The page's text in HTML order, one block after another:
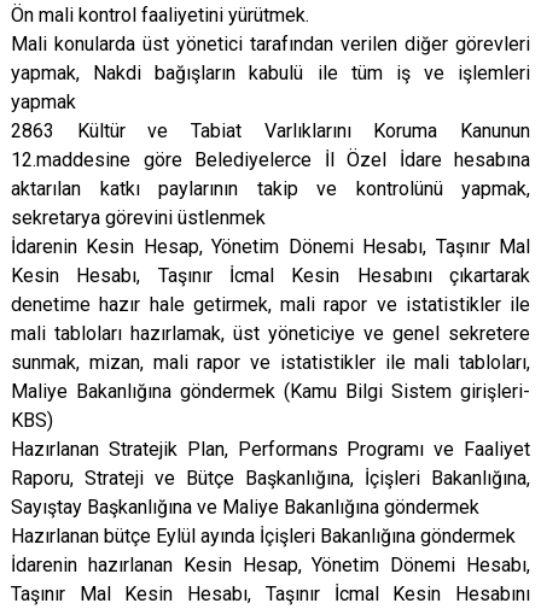
Ön mali kontrol faaliyetini yürütmek.
Mali konularda üst yönetici tarafından verilen diğer görevleri
yapmak, Nakdi bağışların kabulü ile tüm iş ve işlemleri
yapmak
2863 Kültür ve Tabiat Varlıklarını Koruma Kanunun
12.maddesine göre Belediyelerce İl Özel İdare hesabına
aktarılan katkı paylarının takip ve kontrolünü yapmak,
sekretarya görevini üstlenmek
İdarenin Kesin Hesap, Yönetim Dönemi Hesabı, Taşınır Mal
Kesin Hesabı, Taşınır İcmal Kesin Hesabını çıkartarak
denetime hazır hale getirmek, mali rapor ve istatistikler ile
mali tabloları hazırlamak, üst yöneticiye ve genel sekretere
sunmak, mizan, mali rapor ve istatistikler ile mali tabloları,
Maliye Bakanlığına göndermek (Kamu Bilgi Sistem girişleri-
KBS)
Hazırlanan Stratejik Plan, Performans Programı ve Faaliyet
Raporu, Strateji ve Bütçe Başkanlığına, İçişleri Bakanlığına,
Sayıştay Başkanlığına ve Maliye Bakanlığına göndermek
Hazırlanan bütçe Eylül ayında İçişleri Bakanlığına göndermek
İdarenin hazırlanan Kesin Hesap, Yönetim Dönemi Hesabı,
Taşınır Mal Kesin Hesabı, Taşınır İcmal Kesin Hesabını